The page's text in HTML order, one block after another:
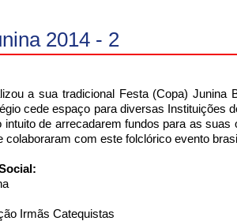
2014 - 2
a sua tradicional Festa (Copa) Junina
cede espaço para diversas Instituições
de arrecadarem fundos para as suas
colaboraram com este folclórico evento
Irmãs Catequistas